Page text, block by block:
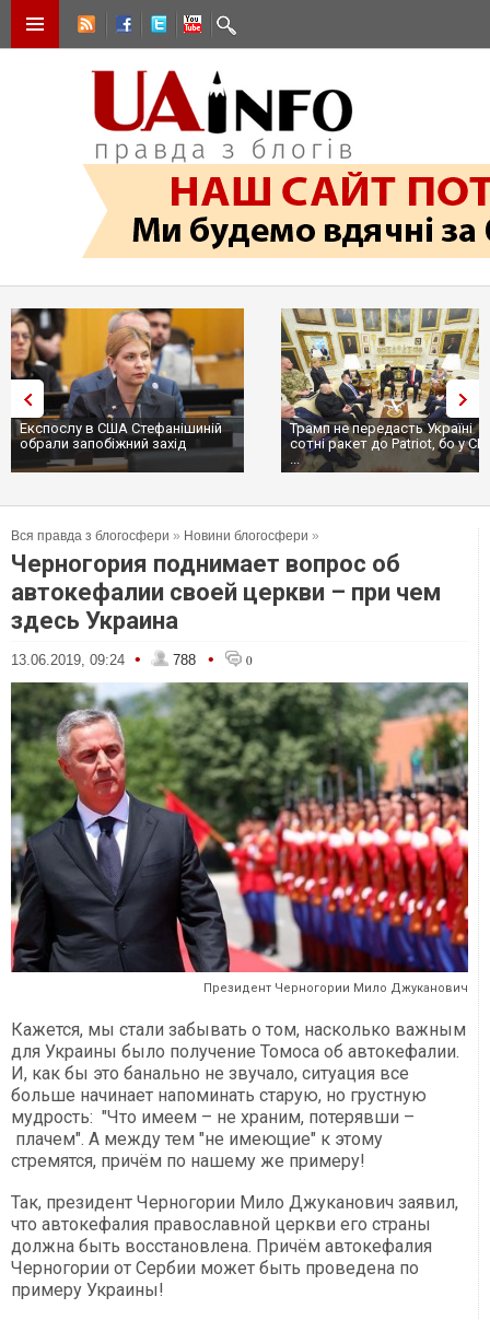
Експослу в США Стефанішиній
обрали запобіжний захід
Трамп не передасть Україні
сотні ракет до Patriot, бо у
...
Вся правда з блогосфери » Новини блогосфери »
Черногория поднимает вопрос об
автокефалии своей церкви – при чем
здесь Украина
13.06.2019, 09:24 • 788 • 0
Президент Черногории Мило Джуканович
Кажется, мы стали забывать о том, насколько важным
для Украины было получение Томоса об автокефалии.
И, как бы это банально не звучало, ситуация все
больше начинает напоминать старую, но грустную
мудрость: "Что имеем – не храним, потерявши –
плачем". А между тем "не имеющие" к этому
стремятся, причём по нашему же примеру!
Так, президент Черногории Мило Джуканович заявил,
что автокефалия православной церкви его страны
должна быть восстановлена. Причём автокефалия
Черногории от Сербии может быть проведена по
примеру Украины!